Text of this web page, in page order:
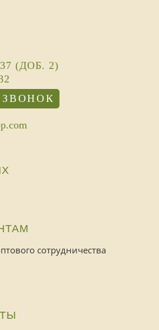
(ДОБ. 2)
сотрудничества